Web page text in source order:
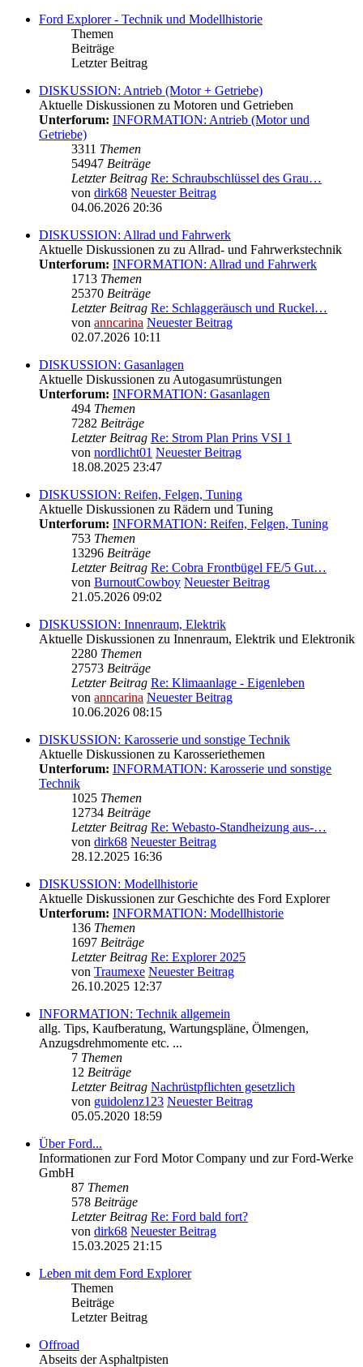
Ford Explorer - Technik und Modellhistorie
Themen
Beiträge
Letzter Beitrag
DISKUSSION: Antrieb (Motor + Getriebe)
Aktuelle Diskussionen zu Motoren und Getrieben
Unterforum: INFORMATION: Antrieb (Motor und
Getriebe)
3311 Themen
54947 Beiträge
Letzter Beitrag Re: Schraubschlüssel des Grau…
von dirk68 Neuester Beitrag
04.06.2026 20:36
DISKUSSION: Allrad und Fahrwerk
Aktuelle Diskussionen zu zu Allrad- und Fahrwerkstechnik
Unterforum: INFORMATION: Allrad und Fahrwerk
1713 Themen
25370 Beiträge
Letzter Beitrag Re: Schlaggeräusch und Ruckel…
von anncarina Neuester Beitrag
02.07.2026 10:11
DISKUSSION: Gasanlagen
Aktuelle Diskussionen zu Autogasumrüstungen
Unterforum: INFORMATION: Gasanlagen
494 Themen
7282 Beiträge
Letzter Beitrag Re: Strom Plan Prins VSI 1
von nordlicht01 Neuester Beitrag
18.08.2025 23:47
DISKUSSION: Reifen, Felgen, Tuning
Aktuelle Diskussionen zu Rädern und Tuning
Unterforum: INFORMATION: Reifen, Felgen, Tuning
753 Themen
13296 Beiträge
Letzter Beitrag Re: Cobra Frontbügel FE/5 Gut…
von BurnoutCowboy Neuester Beitrag
21.05.2026 09:02
DISKUSSION: Innenraum, Elektrik
Aktuelle Diskussionen zu Innenraum, Elektrik und Elektronik
2280 Themen
27573 Beiträge
Letzter Beitrag Re: Klimaanlage - Eigenleben
von anncarina Neuester Beitrag
10.06.2026 08:15
DISKUSSION: Karosserie und sonstige Technik
Aktuelle Diskussionen zu Karosseriethemen
Unterforum: INFORMATION: Karosserie und sonstige
Technik
1025 Themen
12734 Beiträge
Letzter Beitrag Re: Webasto-Standheizung aus-…
von dirk68 Neuester Beitrag
28.12.2025 16:36
DISKUSSION: Modellhistorie
Aktuelle Diskussionen zur Geschichte des Ford Explorer
Unterforum: INFORMATION: Modellhistorie
136 Themen
1697 Beiträge
Letzter Beitrag Re: Explorer 2025
von Traumexe Neuester Beitrag
26.10.2025 12:37
INFORMATION: Technik allgemein
allg. Tips, Kaufberatung, Wartungspläne, Ölmengen,
Anzugsdrehmomente etc. ...
7 Themen
12 Beiträge
Letzter Beitrag Nachrüstpflichten gesetzlich
von guidolenz123 Neuester Beitrag
05.05.2020 18:59
Über Ford...
Informationen zur Ford Motor Company und zur Ford-Werke
GmbH
87 Themen
578 Beiträge
Letzter Beitrag Re: Ford bald fort?
von dirk68 Neuester Beitrag
15.03.2025 21:15
Leben mit dem Ford Explorer
Themen
Beiträge
Letzter Beitrag
Offroad
Abseits der Asphaltpisten